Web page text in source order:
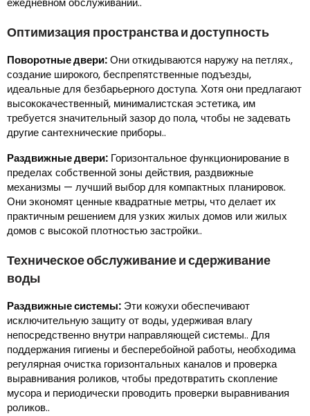
Оптимизация пространства и доступность
Поворотные двери:Они откидываются наружу на петлях.,
создание широкого, беспрепятственные подъезды,
идеальные для безбарьерного доступа. Хотя они предлагают
высококачественный, минималистская эстетика, им
требуется значительный зазор до пола, чтобы не задевать
другие сантехнические приборы..
Раздвижные двери: Горизонтальное функционирование в
пределах собственной зоны действия, раздвижные
механизмы — лучший выбор для компактных планировок.
Они экономят ценные квадратные метры, что делает их
практичным решением для узких жилых домов или жилых
домов с высокой плотностью застройки..
Техническое обслуживание и сдерживание
воды
Раздвижные системы: Эти кожухи обеспечивают
исключительную защиту от воды, удерживая влагу
непосредственно внутри направляющей системы.. Для
поддержания гигиены и бесперебойной работы, необходима
регулярная очистка горизонтальных каналов и проверка
выравнивания роликов, чтобы предотвратить скопление
мусора и периодически проводить проверки выравнивания
роликов..